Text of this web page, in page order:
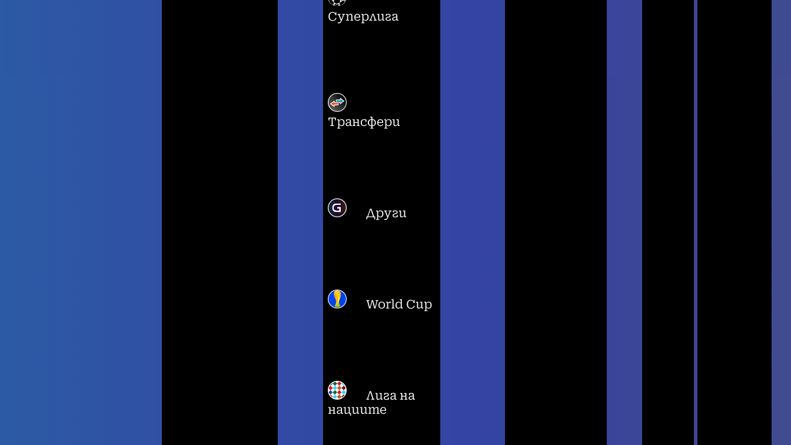
Суперлига
Трансфери
Други
World Cup
Лига на
нациите